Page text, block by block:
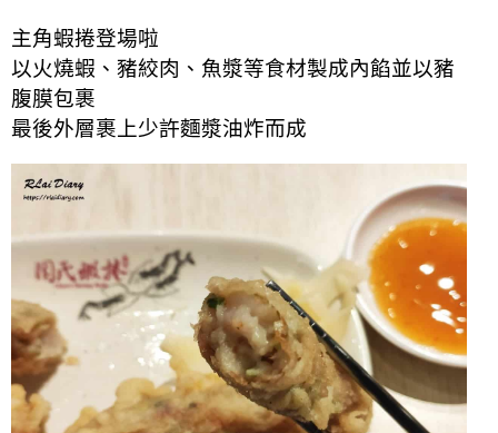
主角蝦捲登場啦
以火燒蝦、豬絞肉、魚漿等食材製成內餡並以豬
腹膜包裹
最後外層裹上少許麵漿油炸而成